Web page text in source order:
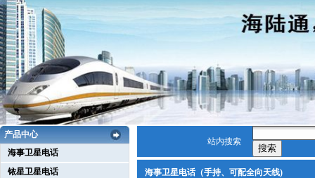
产品中心
海事卫星电话
铱星卫星电话
站内搜索
海事卫星电话（手持、可配全向天线)